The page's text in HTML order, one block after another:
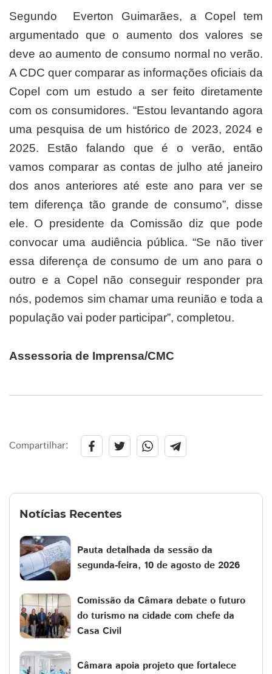
Segundo Everton Guimarães, a Copel tem
argumentado que o aumento dos valores se
deve ao aumento de consumo normal no verão.
A CDC quer comparar as informações oficiais da
Copel com um estudo a ser feito diretamente
com os consumidores. “Estou levantando agora
uma pesquisa de um histórico de 2023, 2024 e
2025. Estão falando que é o verão, então
vamos comparar as contas de julho até janeiro
dos anos anteriores até este ano para ver se
tem diferença tão grande de consumo”, disse
ele. O presidente da Comissão diz que pode
convocar uma audiência pública. “Se não tiver
essa diferença de consumo de um ano para o
outro e a Copel não conseguir responder pra
nós, podemos sim chamar uma reunião e toda a
população vai poder participar”, completou.
Assessoria de Imprensa/CMC
Compartilhar:
Notícias Recentes
Pauta detalhada da sessão da
segunda-feira, 10 de agosto de 2026
Comissão da Câmara debate o futuro
do turismo na cidade com chefe da
Casa Civil
Câmara apoia projeto que fortalece